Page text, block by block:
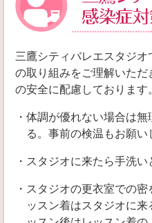
三鷹シティバレエスタジ
の取り組みをご理解いた
の安全に配慮しております
・体調が優れない場合は
る。事前の検温もお願い
・スタジオに来たら手洗い
・スタジオの更衣室での
ッスン着はスタジオに